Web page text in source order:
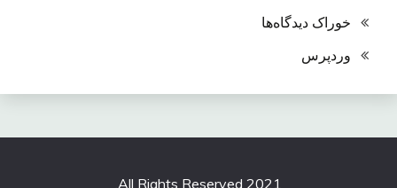
خوراک دیدگاه‌ها
وردپرس
All Rights Reserved 2021.